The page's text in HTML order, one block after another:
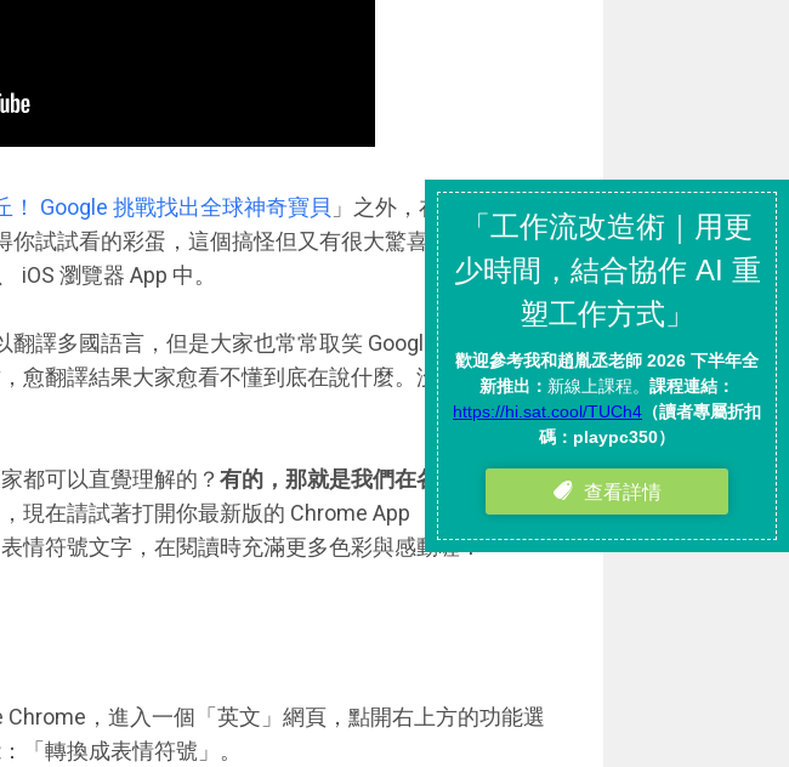
！ Google 挑戰找出全球神奇寶貝 」之外，在愚人節的這
你試試看的彩蛋，這個搞怪但又有很大驚喜的功能隱藏
iOS 瀏覽器 App 中。
翻譯多國語言，但是大家也常常取笑 Google 翻譯在轉譯
愈翻譯結果大家愈看不懂到底在說什麼。沒關係，今天
都可以直覺理解的？ 有的，那就是我們在各種即時通裡
，現在請試著打開你最新版的 Chrome App ，他將可以幫
情符號文字，在閱讀時充滿更多色彩與感動喔！
Chrome，進入一個「英文」網頁，點開右上方的功能選
「轉換成表情符號」。